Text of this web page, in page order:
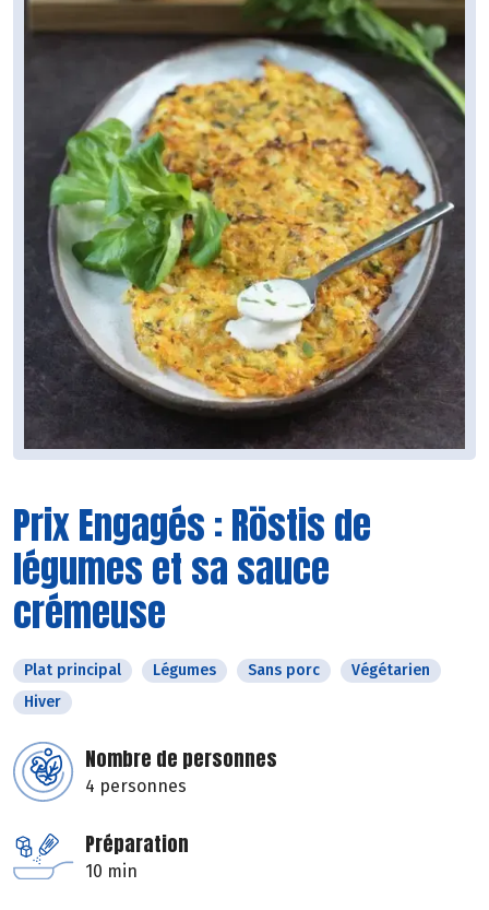
Prix Engagés : Röstis de
légumes et sa sauce
crémeuse
Plat principal Légumes Sans porc
Végétarien
Hiver
Nombre de personnes
4 personnes
Préparation
10 min